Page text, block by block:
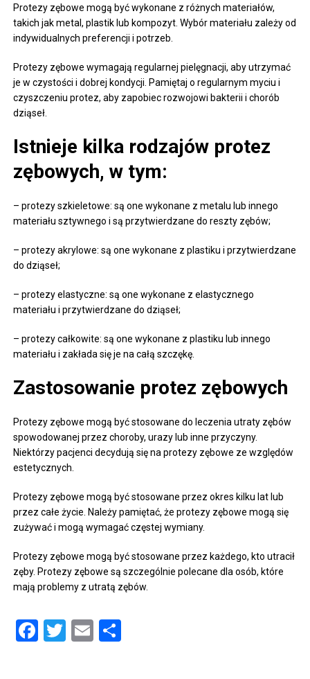
Protezy zębowe mogą być wykonane z różnych materiałów,
takich jak metal, plastik lub kompozyt. Wybór materiału zależy od
indywidualnych preferencji i potrzeb.
Protezy zębowe wymagają regularnej pielęgnacji, aby utrzymać
je w czystości i dobrej kondycji. Pamiętaj o regularnym myciu i
czyszczeniu protez, aby zapobiec rozwojowi bakterii i chorób
dziąseł.
Istnieje kilka rodzajów protez
zębowych, w tym:
– protezy szkieletowe: są one wykonane z metalu lub innego
materiału sztywnego i są przytwierdzane do reszty zębów;
– protezy akrylowe: są one wykonane z plastiku i przytwierdzane
do dziąseł;
– protezy elastyczne: są one wykonane z elastycznego
materiału i przytwierdzane do dziąseł;
– protezy całkowite: są one wykonane z plastiku lub innego
materiału i zakłada się je na całą szczękę.
Zastosowanie protez zębowych
Protezy zębowe mogą być stosowane do leczenia utraty zębów
spowodowanej przez choroby, urazy lub inne przyczyny.
Niektórzy pacjenci decydują się na protezy zębowe ze względów
estetycznych.
Protezy zębowe mogą być stosowane przez okres kilku lat lub
przez całe życie. Należy pamiętać, że protezy zębowe mogą się
zużywać i mogą wymagać częstej wymiany.
Protezy zębowe mogą być stosowane przez każdego, kto utracił
zęby. Protezy zębowe są szczególnie polecane dla osób, które
mają problemy z utratą zębów.
Facebook
Twitter
Email